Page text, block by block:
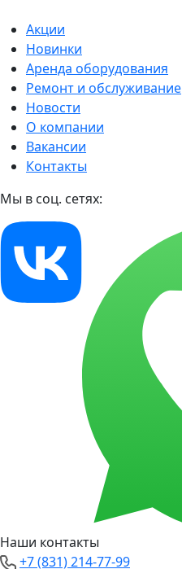
Акции
Новинки
Аренда оборудования
Ремонт и обслуживание
Новости
О компании
Вакансии
Контакты
Мы в соц. сетях:
Наши контакты
+7 (831) 214-77-99